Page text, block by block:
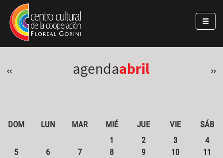
Pasar al contenido principal
Jump to main content
« agendaabril »
DOM LUN MAR MIÉ JUE VIE
SÁB
1
2 3
4
5
6 7 8 9 10
11